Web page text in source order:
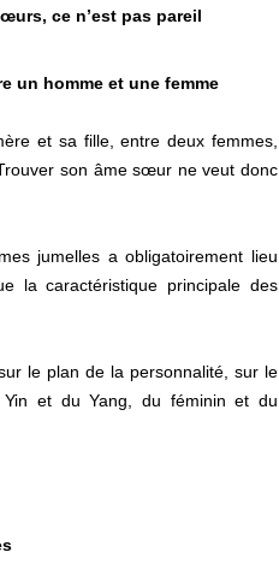
ce n’est pas pareil
un homme et une femme
et sa fille, entre deux femmes,
son âme sœur ne veut donc
jumelles a obligatoirement lieu
la caractéristique principale des
le plan de la personnalité, sur le
Yin et du Yang, du féminin et du